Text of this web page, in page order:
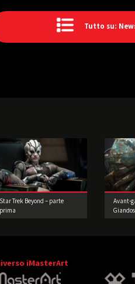
Tutto su:
Star Trek Beyond – parte
prima
Avant-
iMasterArt